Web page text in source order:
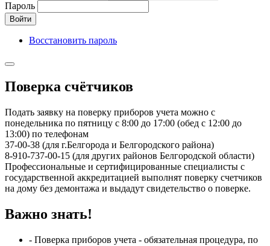
Пароль
Войти
Восстановить пароль
Поверка счётчиков
Подать заявку на поверку приборов учета можно с
понедельника по пятницу с 8:00 до 17:00 (обед с 12:00 до
13:00) по телефонам
37-00-38 (для г.Белгорода и Белгородского района)
8-910-737-00-15 (для других районов Белгородской области)
Профессиональные и сертифицированные специалисты с
государственной аккредитацией выполнят поверку счетчиков
на дому без демонтажа и выдадут свидетельство о поверке.
Важно знать!
- Поверка приборов учета - обязательная процедура, по